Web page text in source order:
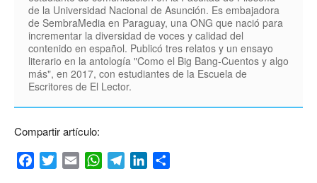
de la Universidad Nacional de Asunción. Es embajadora
de SembraMedia en Paraguay, una ONG que nació para
incrementar la diversidad de voces y calidad del
contenido en español. Publicó tres relatos y un ensayo
literario en la antología "Como el Big Bang-Cuentos y algo
más", en 2017, con estudiantes de la Escuela de
Escritores de El Lector.
Compartir artículo:
FacebookTwitterEmail WhatsAppTelegramLinkedIn